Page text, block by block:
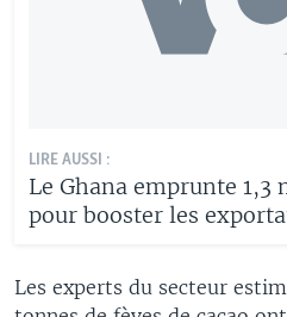
LIRE AUSSI :
Le Ghana emprunte
pour booster les
Les experts du secteur